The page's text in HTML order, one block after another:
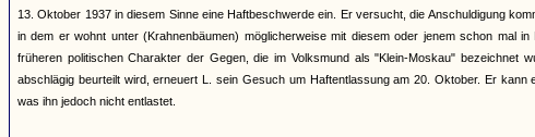
13. Oktober 1937 in diesem Sinne eine Haftbeschwerde ein. Er versucht, die Anschuldigung
in dem er wohnt unter (Krahnenbäumen) möglicherweise mit diesem oder jenem schon mal
früheren politischen Charakter der Gegen, die im Volksmund als "Klein-Moskau" bezeichnet
abschlägig beurteilt wird, erneuert L. sein Gesuch um Haftentlassung am 20. Oktober. Er
was ihn jedoch nicht entlastet.